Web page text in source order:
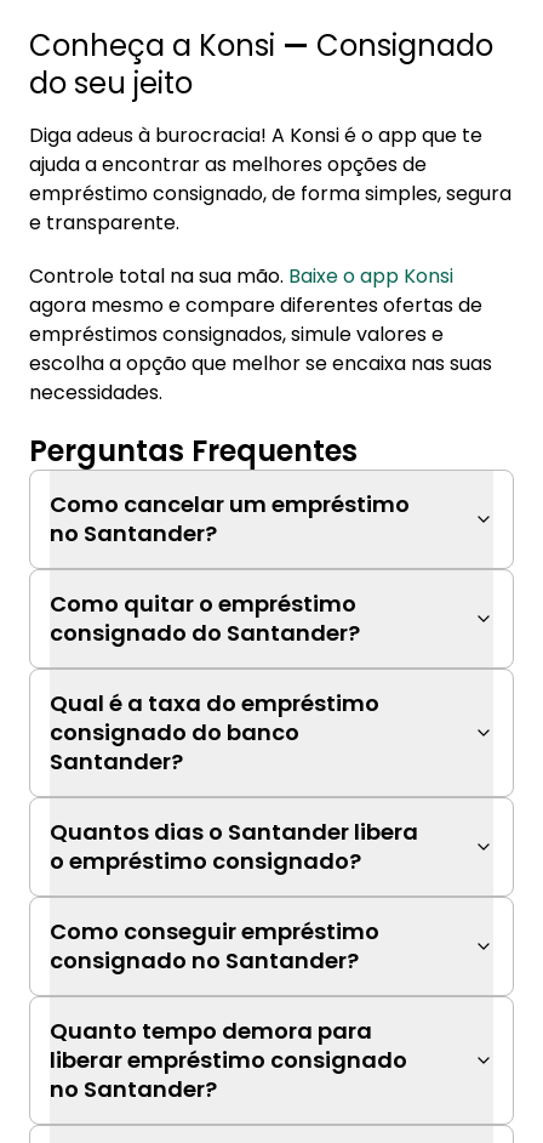
Conheça a Konsi — Consignado
do seu jeito
Diga adeus à burocracia! A Konsi é o app que te
ajuda a encontrar as melhores opções de
empréstimo consignado, de forma simples, segura
e transparente.
Controle total na sua mão. Baixe o app Konsi
agora mesmo e compare diferentes ofertas de
empréstimos consignados, simule valores e
escolha a opção que melhor se encaixa nas suas
necessidades.
Perguntas Frequentes
Como cancelar um empréstimo
no Santander?
Como quitar o empréstimo
consignado do Santander?
Qual é a taxa do empréstimo
consignado do banco
Santander?
Quantos dias o Santander libera
o empréstimo consignado?
Como conseguir empréstimo
consignado no Santander?
Quanto tempo demora para
liberar empréstimo consignado
no Santander?